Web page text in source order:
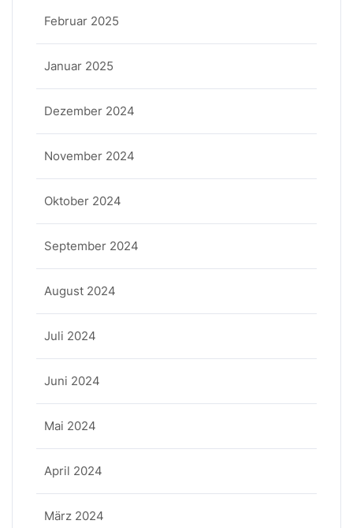
Februar 2025
Januar 2025
Dezember 2024
November 2024
Oktober 2024
September 2024
August 2024
Juli 2024
Juni 2024
Mai 2024
April 2024
März 2024